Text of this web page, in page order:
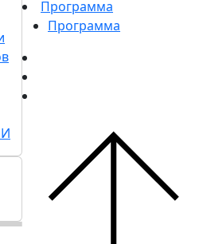
Программа
Программа